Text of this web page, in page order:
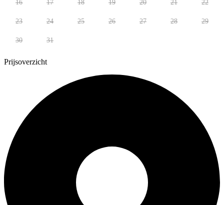
16 17 18 19 20 21 22
23 24 25 26 27 28 29
30 31
Prijsoverzicht